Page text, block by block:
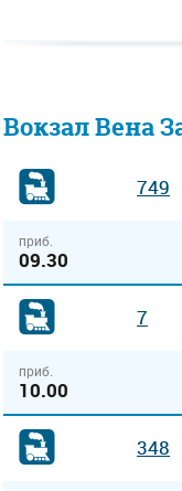
Вокзал Вена
749
приб.
09.30
7
приб.
10.00
348